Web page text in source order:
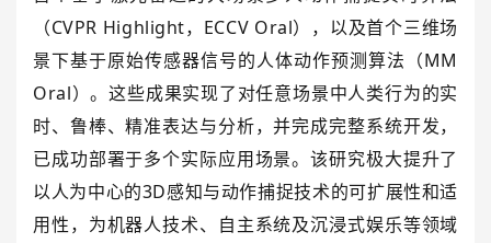
（CVPR Highlight，ECCV Oral），以及首个三维场
景下基于原始传感器信号的人体动作预测算法（MM
Oral）。这些成果实现了对任意场景中人类行为的实
时、鲁棒、精准表达与分析，并完成完整系统开发，
已成功部署于多个实际应用场景。该研究极大提升了
以人为中心的3D感知与动作捕捉技术的可扩展性和适
用性，为机器人技术、自主系统及沉浸式娱乐等领域